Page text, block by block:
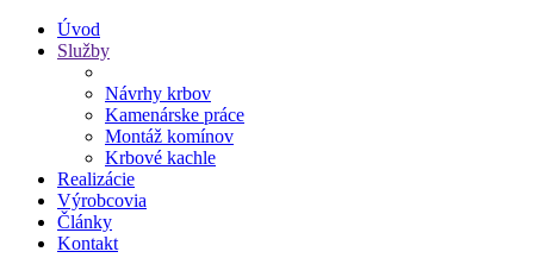
Úvod
Služby
Návrhy krbov
Kamenárske práce
Montáž komínov
Krbové kachle
Realizácie
Výrobcovia
Články
Kontakt